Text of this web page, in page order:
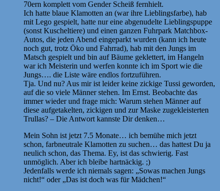
70ern komplett vom Gender Scheiß fernhielt.
Ich hatte blaue Klamotten an (war ihre Lieblingsfarbe), hab
mit Lego gespielt, hatte nur eine abgenudelte Lieblingspuppe
(sonst Kuscheltiere) und einen ganzen Fuhrpark Matchbox-
Autos, die jeden Abend eingeparkt wurden (kann ich heute
noch gut, trotz Öko und Fahrrad), hab mit den Jungs im
Matsch gespielt und bin auf Bäume geklettert, im Hangeln
war ich Meisterin und werfen konnte ich im Sport wie die
Jungs…. die Liste wäre endlos fortzuführen.
Tja. Und nu? Aus mir ist leider keine zickige Tussi geworden,
auf die so viele Männer stehen. Im Ernst. Beobachte das
immer wieder und frage mich: Warum stehen Männer auf
diese aufgetakelten, zickigen und zur Maske zugekleisterten
Trullas? – Die Antwort kannste Dir denken…
Mein Sohn ist jetzt 7.5 Monate… ich bemühe mich jetzt
schon, farbneutrale Klamotten zu suchen… das hattest Du ja
neulich schon, das Thema. Ey, ist das schwierig. Fast
unmöglich. Aber ich bleibe hartnäckig. ;)
Jedenfalls werde ich niemals sagen: „Sowas machen Jungs
nicht!“ oder „Das ist doch was für Mädchen!“